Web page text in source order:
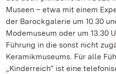
Museen – etwa mit einem
der Barockgalerie um 10.30
Modemuseum oder um 13.30
Führung in die sonst nicht
Keramikmuseums. Für alle
„Kinderreich“ ist eine